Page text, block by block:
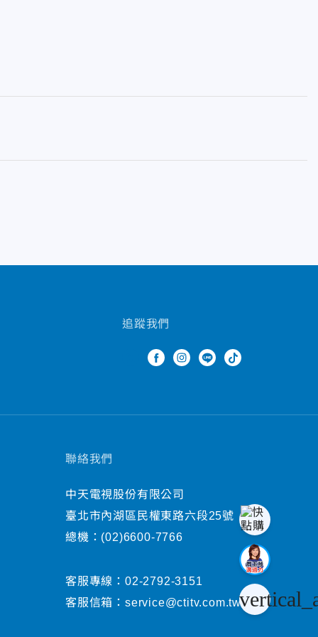
追蹤我們
聯絡我們
中天電視股份有限公司
臺北市內湖區民權東路六段25號
總機： (02)6600-7766
客服專線： 02-2792-3151
客服信箱： service@ctitv.com.tw